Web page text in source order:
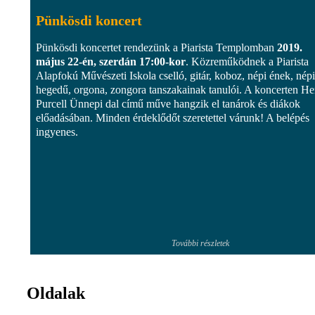
Pünkösdi koncert
Pünkösdi koncertet rendezünk a Piarista Templomban 2019.
május 22-én, szerdán 17:00-kor. Közreműködnek a Piarista
Alapfokú Művészeti Iskola cselló, gitár, koboz, népi ének, népi
hegedű, orgona, zongora tanszakainak tanulói. A koncerten
Purcell Ünnepi dal című műve hangzik el tanárok és diákok
előadásában. Minden érdeklődőt szeretettel várunk! A belépés
ingyenes.
További részletek
Oldalak